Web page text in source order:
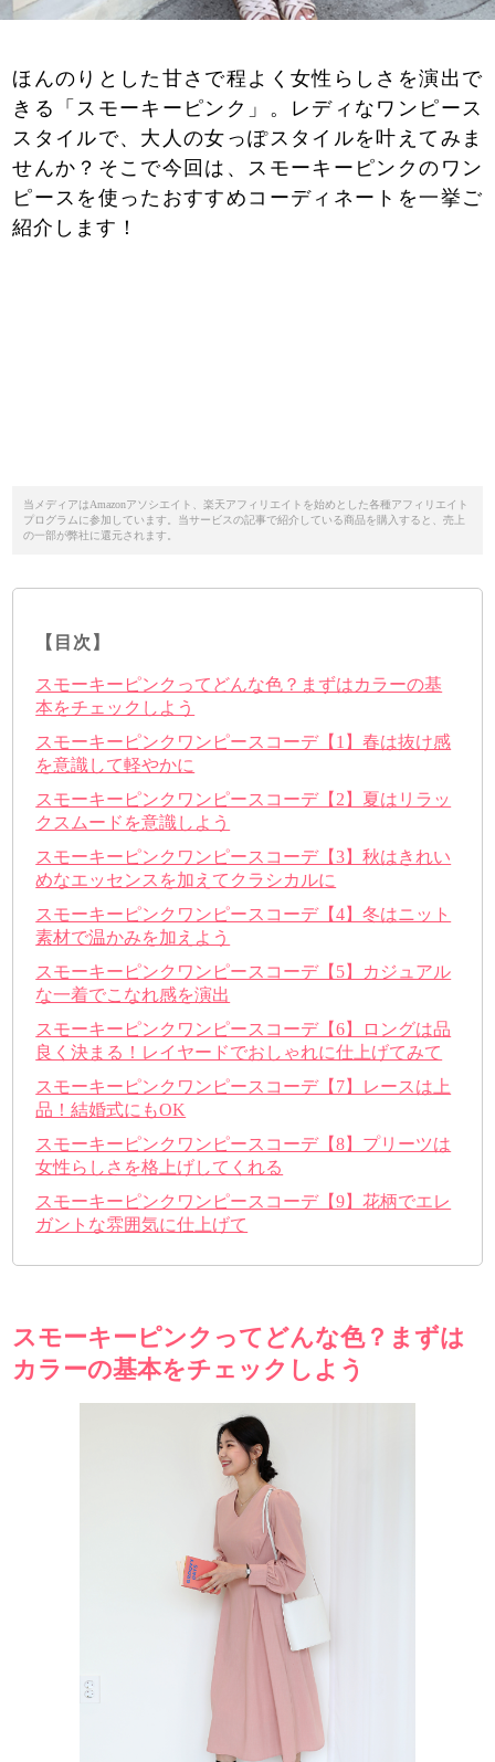
ほんのりとした甘さで程よく女性らしさを演出で
きる「スモーキーピンク」。レディなワンピース
スタイルで、大人の女っぽスタイルを叶えてみま
せんか？そこで今回は、スモーキーピンクのワン
ピースを使ったおすすめコーディネートを一挙ご
紹介します！
当メディアはAmazonアソシエイト、楽天アフィリエイトを始めとした各種アフィリエイト
プログラムに参加しています。当サービスの記事で紹介している商品を購入すると、売上
の一部が弊社に還元されます。
【目次】
スモーキーピンクってどんな色？まずはカラーの基
本をチェックしよう
スモーキーピンクワンピースコーデ【1】春は抜け感
を意識して軽やかに
スモーキーピンクワンピースコーデ【2】夏はリラッ
クスムードを意識しよう
スモーキーピンクワンピースコーデ【3】秋はきれい
めなエッセンスを加えてクラシカルに
スモーキーピンクワンピースコーデ【4】冬はニット
素材で温かみを加えよう
スモーキーピンクワンピースコーデ【5】カジュアル
な一着でこなれ感を演出
スモーキーピンクワンピースコーデ【6】ロングは品
良く決まる！レイヤードでおしゃれに仕上げてみて
スモーキーピンクワンピースコーデ【7】レースは上
品！結婚式にもOK
スモーキーピンクワンピースコーデ【8】プリーツは
女性らしさを格上げしてくれる
スモーキーピンクワンピースコーデ【9】花柄でエレ
ガントな雰囲気に仕上げて
スモーキーピンクってどんな色？まずは
カラーの基本をチェックしよう